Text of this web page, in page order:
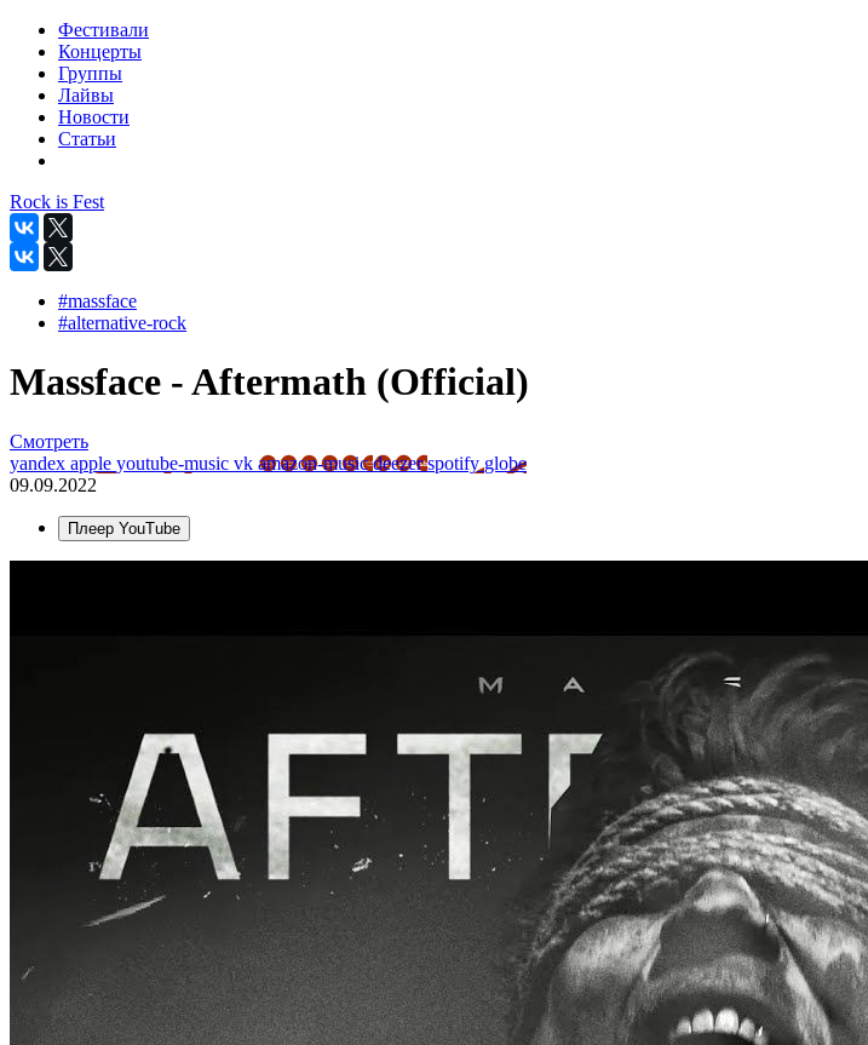
Фестивали
Концерты
Группы
Лайвы
Новости
Статьи
Rock is Fest
#massface
#alternative-rock
Massface - Aftermath (Official)
Смотреть
yandex apple youtube-music vk amazon-musicdeezerspotifyglobe
09.09.2022
Плеер YouTube